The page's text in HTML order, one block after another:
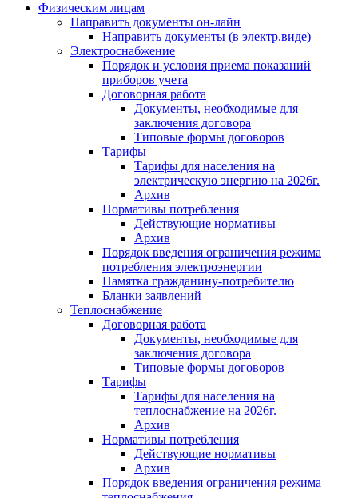
Физическим лицам
Направить документы он-лайн
Направить документы (в электр.виде)
Электроснабжение
Порядок и условия приема показаний
приборов учета
Договорная работа
Документы, необходимые для
заключения договора
Типовые формы договоров
Тарифы
Тарифы для населения на
электрическую энергию на 2026г.
Архив
Нормативы потребления
Действующие нормативы
Архив
Порядок введения ограничения режима
потребления электроэнергии
Памятка гражданину-потребителю
Бланки заявлений
Теплоснабжение
Договорная работа
Документы, необходимые для
заключения договора
Типовые формы договоров
Тарифы
Тарифы для населения на
теплоснабжение на 2026г.
Архив
Нормативы потребления
Действующие нормативы
Архив
Порядок введения ограничения режима